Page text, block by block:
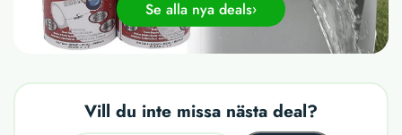
Se alla nya deals
Vill du inte missa nästa deal?